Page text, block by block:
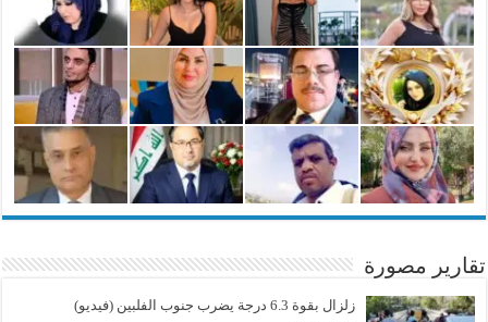
تقارير مصورة
زلزال بقوة 6.3 درجة يضرب جنوب الفلبين (فيديو)